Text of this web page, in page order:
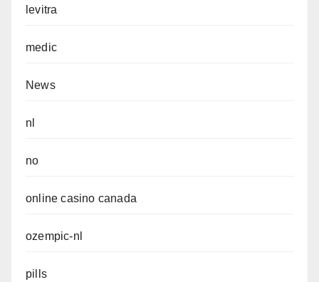
levitra
medic
News
nl
no
online casino canada
ozempic-nl
pills